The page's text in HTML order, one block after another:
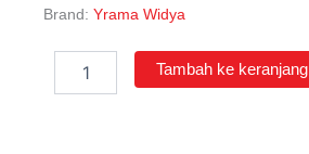
Brand: Yrama Widya
Penuntun
Tambah ke keranjang